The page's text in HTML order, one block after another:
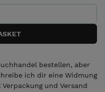
bestellen, aber
ich dir eine Widmung
und Versand